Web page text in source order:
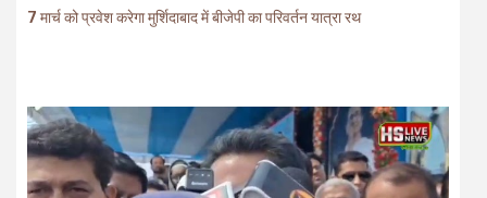
7 मार्च को प्रवेश करेगा मुर्शिदाबाद में बीजेपी का परिवर्तन यात्रा रथ